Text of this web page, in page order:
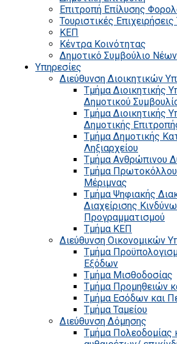
Επιτροπή Επίλυσης
Τουριστικές
ΚΕΠ
Κέντρα Κοινότητας
Δημοτικό Συμβούλιο Νέων
Υπηρεσίες
Διεύθυνση Διοικητικών
Τμήμα Διοικητικής
Δημοτικού
Τμήμα Διοικητικής
Δημοτικής
Τμήμα Δημοτικής
Ληξιαρχείου
Τμήμα Ανθρώπινου
Τμήμα Πρωτοκόλλου
Μέριμνας
Τμήμα Ψηφιακής
Διαχείρισης
Προγραμματισμού
Τμήμα ΚΕΠ
Διεύθυνση Οικονομικών
Τμήμα
Εξόδων
Τμήμα Μισθοδοσίας
Τμήμα Προμηθειών
Τμήμα Εσόδων και
Τμήμα Ταμείου
Διεύθυνση Δόμησης
Τμήμα Πολεοδομίας